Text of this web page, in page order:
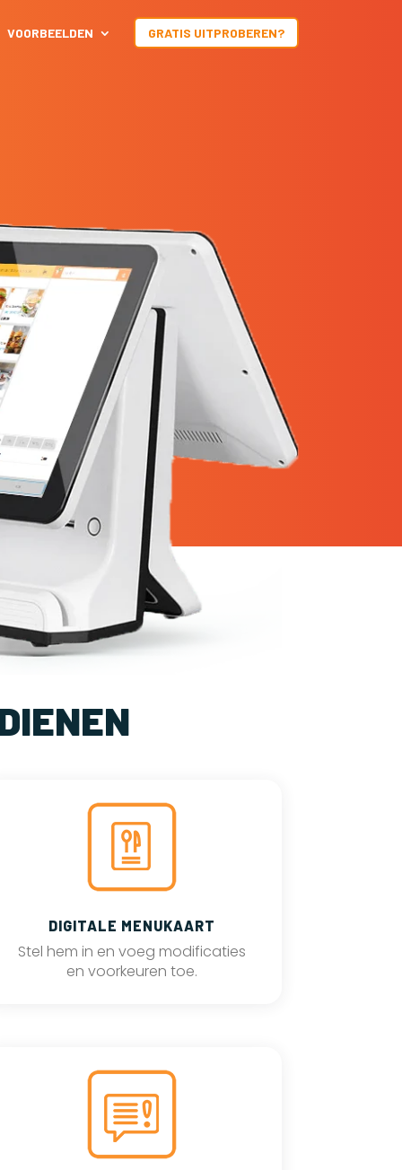
VOORBEELDEN GRATIS UITPROBEREN?
DIGITALE MENUKAART
Stel hem in en voeg modificaties
en voorkeuren toe.